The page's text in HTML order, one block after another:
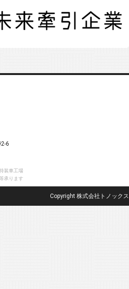
6
装車工場
承ります
Copyright 株式会社トノックス